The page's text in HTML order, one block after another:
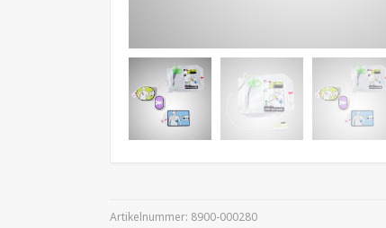
Artikelnummer: 8900-000280